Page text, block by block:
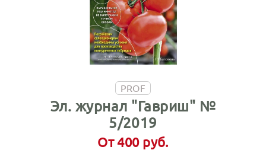
PROF
Эл. журнал "Гавриш" №
5/2019
От 400 руб.